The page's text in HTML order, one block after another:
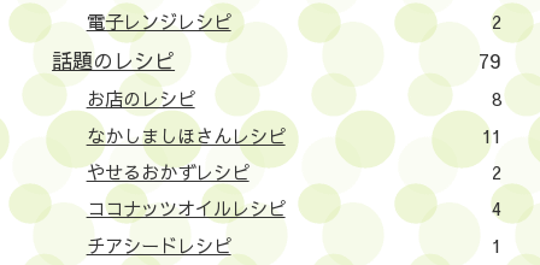
電子レンジレシピ
2
話題のレシピ 79
お店のレシピ
8
なかしましほさんレシピ
11
やせるおかずレシピ
2
ココナッツオイルレシピ
4
チアシードレシピ
1